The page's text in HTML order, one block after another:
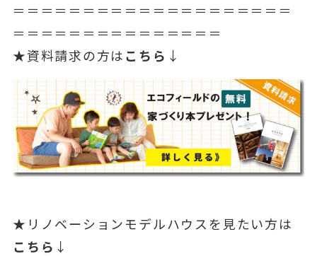
＝＝＝＝＝＝＝＝＝＝＝＝＝＝＝＝＝＝＝＝
＝＝＝＝＝＝＝＝＝＝＝＝＝＝＝
★資料請求の方はこちら ↓
★リノベーションモデルハウスを見たい方は
こちら ↓